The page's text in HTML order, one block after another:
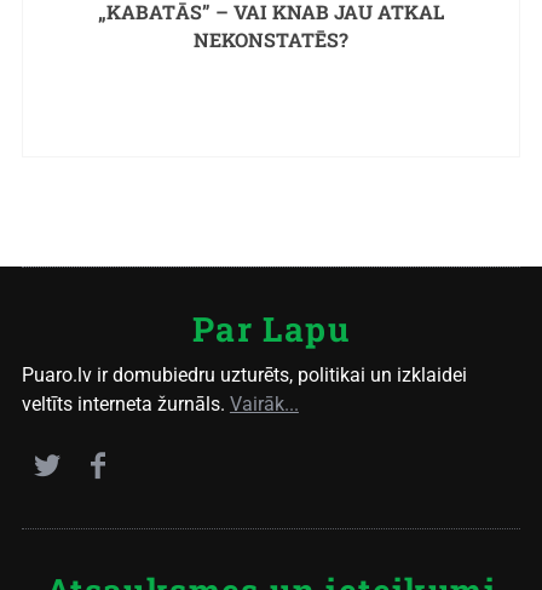
„KABATĀS” – VAI KNAB JAU ATKAL
NEKONSTATĒS?
Par Lapu
Puaro.lv ir domubiedru uzturēts, politikai un izklaidei
veltīts interneta žurnāls. Vairāk...